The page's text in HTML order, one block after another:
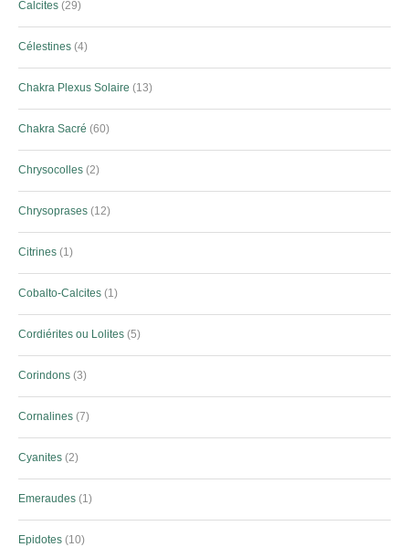
Calcites 29
Célestines 4
Chakra Plexus Solaire 13
Chakra Sacré 60
Chrysocolles 2
Chrysoprases 12
Citrines 1
Cobalto-Calcites 1
Cordiérites ou Lolites 5
Corindons 3
Cornalines 7
Cyanites 2
Emeraudes 1
Epidotes 10